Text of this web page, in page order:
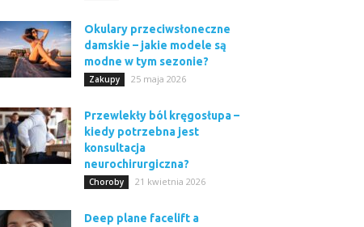
Okulary przeciwsłoneczne
damskie – jakie modele są
modne w tym sezonie?
Zakupy 25 maja 2026
Przewlekły ból kręgosłupa –
kiedy potrzebna jest
konsultacja
neurochirurgiczna?
Choroby 21 kwietnia 2026
Deep plane facelift a